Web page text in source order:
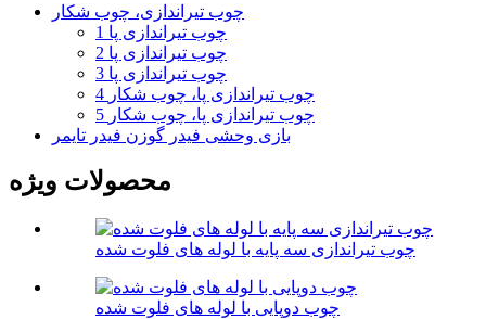
چوب تیراندازی، چوب شکار
1 چوب تیراندازی پا
2 چوب تیراندازی پا
3 چوب تیراندازی پا
4 چوب تیراندازی پا، چوب شکار
5 چوب تیراندازی پا، چوب شکار
بازی وحشی فیدر گوزن فیدر تایمر
محصولات ویژه
چوب تیراندازی سه پایه با لوله های فلوت شده
چوب دوپایی با لوله های فلوت شده